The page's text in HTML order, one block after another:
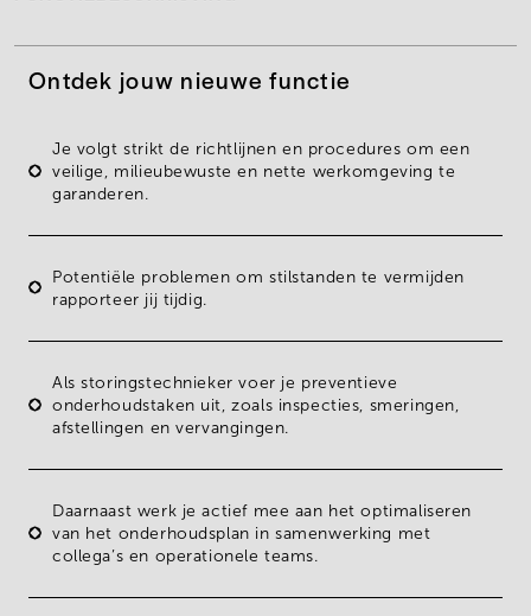
Ontdek jouw nieuwe functie
Je volgt strikt de richtlijnen en procedures om een
veilige, milieubewuste en nette werkomgeving te
garanderen.
Potentiële problemen om stilstanden te vermijden
rapporteer jij tijdig.
Als storingstechnieker voer je preventieve
onderhoudstaken uit, zoals inspecties, smeringen,
afstellingen en vervangingen.
Daarnaast werk je actief mee aan hetoptimaliseren
van het onderhoudsplan in samenwerking met
collega’s en operationele teams.